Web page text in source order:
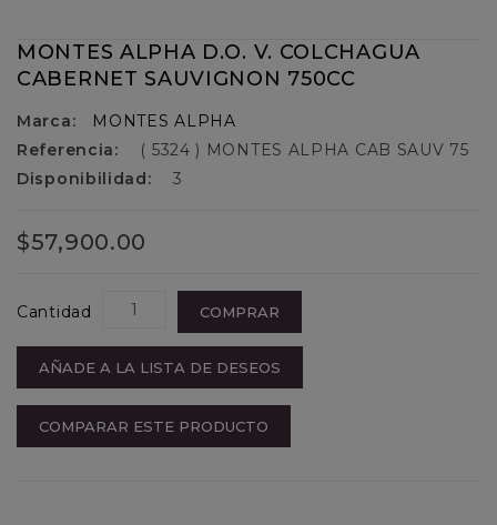
MONTES ALPHA D.O. V. COLCHAGUA
CABERNET SAUVIGNON 750CC
Marca:
MONTES ALPHA
Referencia:
( 5324 ) MONTES ALPHA CAB SAUV 75
Disponibilidad:
3
$57,900.00
Cantidad COMPRAR
AÑADE A LA LISTA DE DESEOS
COMPARAR ESTE PRODUCTO